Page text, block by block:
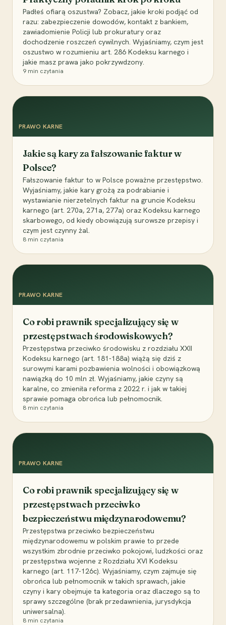
Padłeś ofiarą oszustwa? Zobacz, jakie kroki podjąć od
razu: zabezpieczenie dowodów, kontakt z bankiem,
zawiadomienie Policji lub prokuratury oraz
dochodzenie roszczeń cywilnych. Wyjaśniamy, czym jest
oszustwo w rozumieniu art. 286 Kodeksu karnego i
jakie masz prawa jako pokrzywdzony.
9 min czytania
PRAWO KARNE
Jakie są kary za fałszowanie faktur w
Polsce?
Fałszowanie faktur to w Polsce poważne przestępstwo.
Wyjaśniamy, jakie kary grożą za podrabianie i
wystawianie nierzetelnych faktur na gruncie Kodeksu
karnego (art. 270a, 271a, 277a) oraz Kodeksu karnego
skarbowego, od kiedy obowiązują surowsze przepisy i
czym jest czynny żal.
8 min czytania
PRAWO KARNE
Co robi prawnik specjalizujący się w
przestępstwach środowiskowych?
Przestępstwa przeciwko środowisku z rozdziału XXII
Kodeksu karnego (art. 181-188a) wiążą się dziś z
surowymi karami pozbawienia wolności i obowiązkową
nawiązką do 10 mln zł. Wyjaśniamy, jakie czyny są
karalne, co zmieniła reforma z 2022 r. i jak w takiej
sprawie pomaga obrońca lub pełnomocnik.
8 min czytania
PRAWO KARNE
Co robi prawnik specjalizujący się w
przestępstwach przeciwko
bezpieczeństwu międzynarodowemu?
Przestępstwa przeciwko bezpieczeństwu
międzynarodowemu w polskim prawie to przede
wszystkim zbrodnie przeciwko pokojowi, ludzkości oraz
przestępstwa wojenne z Rozdziału XVI Kodeksu
karnego (art. 117-126c). Wyjaśniamy, czym zajmuje się
obrońca lub pełnomocnik w takich sprawach, jakie
czyny i kary obejmuje ta kategoria oraz dlaczego są to
sprawy szczególne (brak przedawnienia, jurysdykcja
uniwersalna).
8 min czytania